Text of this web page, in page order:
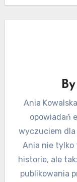
By
Ania
opowiadań
wyczuciem
Ania nie tylko
historie, ale
publikowania